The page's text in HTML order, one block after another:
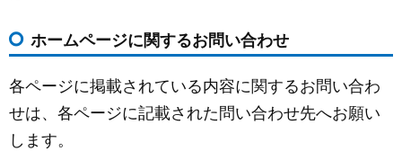
ホームページに関するお問い合わせ
各ページに掲載されている内容に関するお問い合わ
せは、各ページに記載された問い合わせ先へお願い
します。